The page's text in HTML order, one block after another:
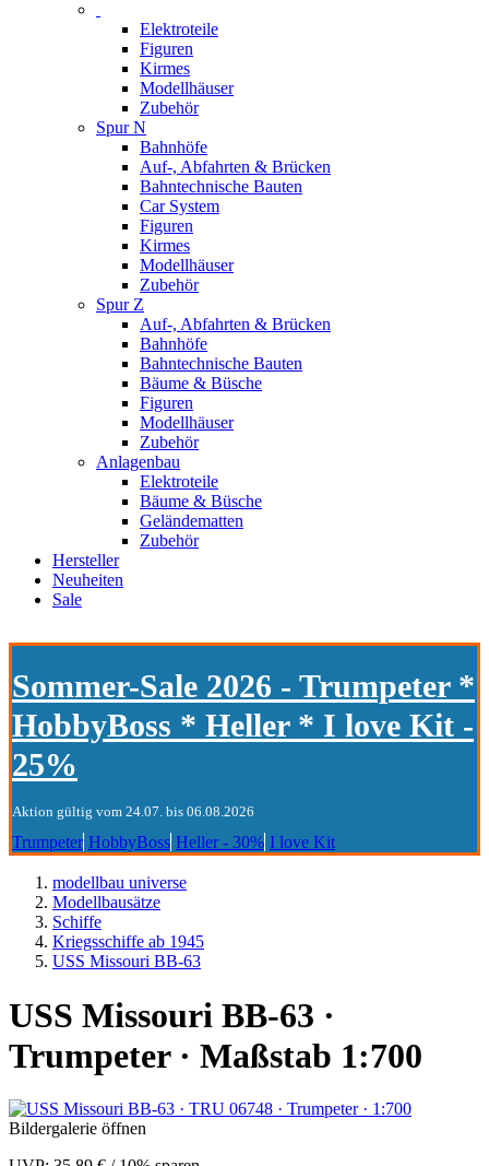
Elektroteile
Figuren
Kirmes
Modellhäuser
Zubehör
Spur N
Bahnhöfe
Auf-, Abfahrten & Brücken
Bahntechnische Bauten
Car System
Figuren
Kirmes
Modellhäuser
Zubehör
Spur Z
Auf-, Abfahrten & Brücken
Bahnhöfe
Bahntechnische Bauten
Bäume & Büsche
Figuren
Modellhäuser
Zubehör
Anlagenbau
Elektroteile
Bäume & Büsche
Geländematten
Zubehör
Hersteller
Neuheiten
Sale
Sommer-Sale 2026 - Trumpeter *
HobbyBoss * Heller * I love Kit -
25%
Aktion gültig vom 24.07. bis 06.08.2026
Trumpeter HobbyBoss Heller - 30% I love Kit
modellbau universe
Modellbausätze
Schiffe
Kriegsschiffe ab 1945
USS Missouri BB-63
USS Missouri BB-63 ·
Trumpeter · Maßstab 1:700
Bildergalerie öffnen